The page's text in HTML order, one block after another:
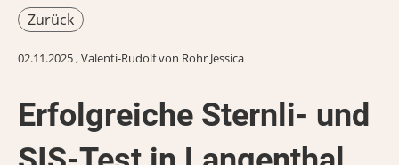
Zurück
02.11.2025, Valenti-Rudolf von Rohr Jessica
Erfolgreiche Sternli- und